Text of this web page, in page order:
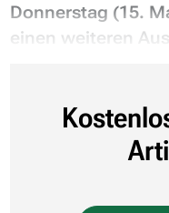
Donnerstag (15.
einen weiteren